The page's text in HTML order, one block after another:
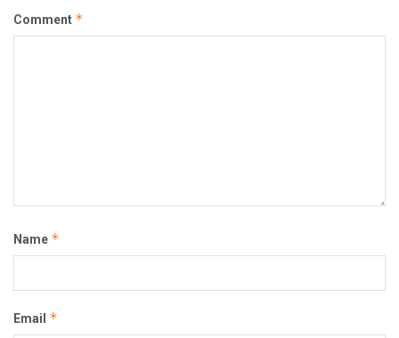
Comment *
Name *
Email *